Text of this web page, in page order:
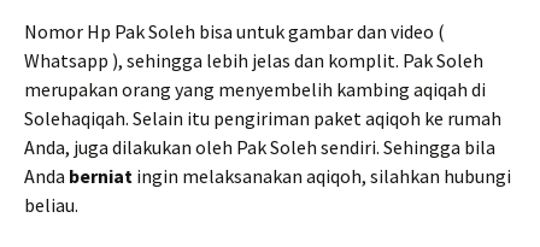
Nomor Hp Pak Soleh bisa untuk gambar dan video (
Whatsapp ), sehingga lebih jelas dan komplit. Pak Soleh
merupakan orang yang menyembelih kambing aqiqah di
Solehaqiqah. Selain itu pengiriman paket aqiqoh ke rumah
Anda, juga dilakukan oleh Pak Soleh sendiri. Sehingga bila
Anda berniat ingin melaksanakan aqiqoh, silahkan hubungi
beliau.